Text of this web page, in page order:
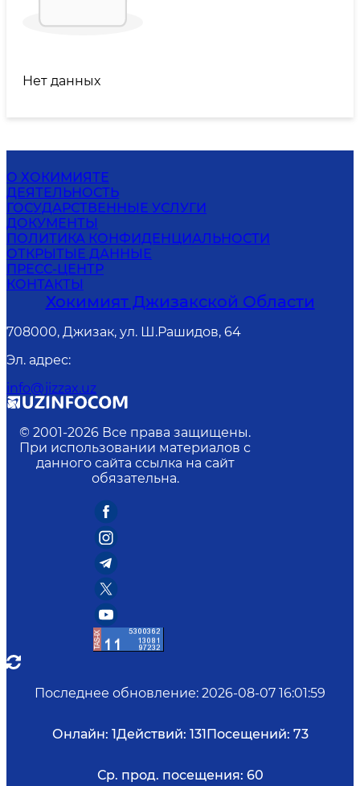
Нет данных
О ХОКИМИЯТЕ
ДЕЯТЕЛЬНОСТЬ
ГОСУДАРСТВЕННЫЕ УСЛУГИ
ДОКУМЕНТЫ
ПОЛИТИКА КОНФИДЕНЦИАЛЬНОСТИ
ОТКРЫТЫЕ ДАННЫЕ
ПРЕСС-ЦЕНТР
КОНТАКТЫ
Хокимият Джизакской Области
708000, Джизак, ул. Ш.Рашидов, 64
Эл. адрес:
info@jizzax.uz
© 2001-2026 Все права защищены.
При использовании материалов с
данного сайта ссылка на сайт
обязательна.
Последнее обновление: 2026-08-07 16:01:59
Онлайн: 1Действий: 131Посещений: 73
Ср. прод. посещения: 60